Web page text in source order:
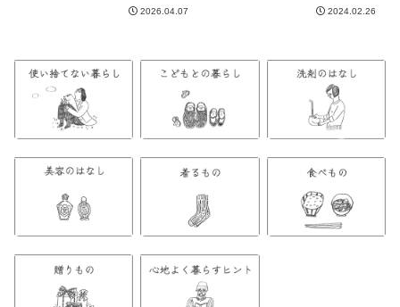
2026.04.07 2024.02.26